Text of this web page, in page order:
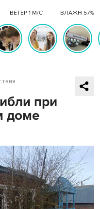
ВЕТЕР 1 М/С ВЛАЖН 57%
при
доме